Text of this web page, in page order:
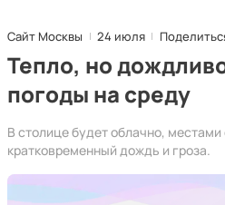
Сайт Москвы 24 июля
Тепло, но
погоды на среду
В столице будет облачно,
кратковременный дождь и гроза.